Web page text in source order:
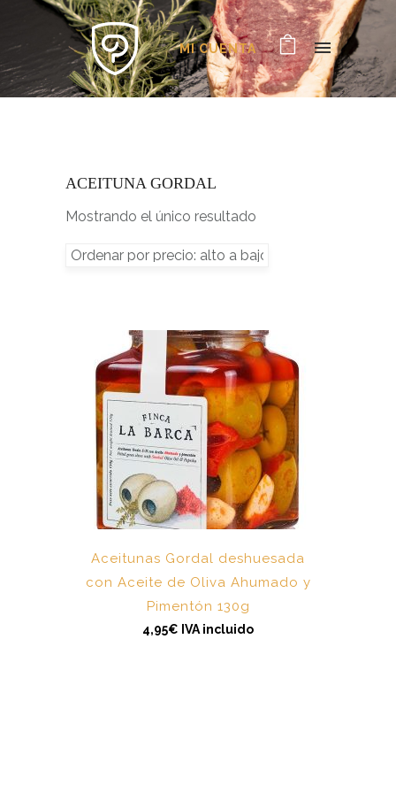
MI CUENTA
ACEITUNA GORDAL
Mostrando el único resultado
Aceitunas Gordal deshuesada
con Aceite de Oliva Ahumado y
Pimentón 130g
4,95€ IVA incluido